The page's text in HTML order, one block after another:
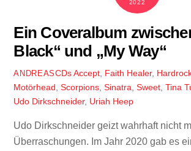
2022
Ein Coveralbum
Black“ und „My Way“
ANDREASCDsAccept, Faith Healer,
Motörhead,Scorpions,Sinatra,Sweet,Tina
Udo Dirkschneider, Uriah Heep
Udo Dirkschneider geizt wahrhaft nicht
Überraschungen. Im Jahr 2020 gab es